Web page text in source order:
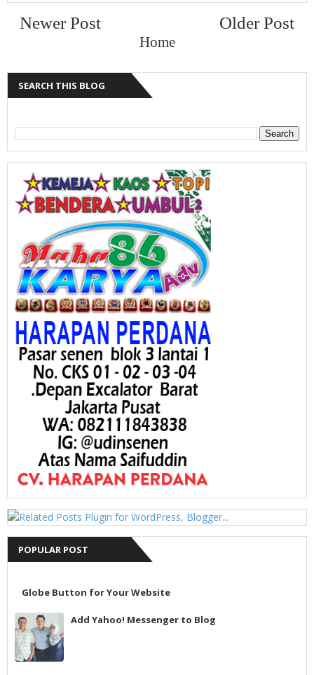
Newer Post Older Post
Home
SEARCH THIS BLOG
POPULAR POST
Globe Button for Your Website
Add Yahoo! Messenger to Blog